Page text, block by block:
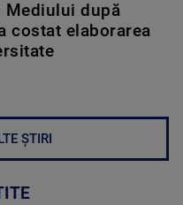
Mediului după
costat elaborarea
ȘTIRI